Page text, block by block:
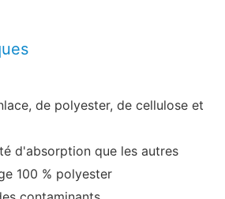
de polyester, de cellulose et
d'absorption que les autres
100 % polyester